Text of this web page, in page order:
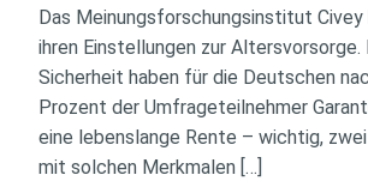
Das Meinungsforschungsinstitut
ihren Einstellungen zur
Sicherheit haben für die Deutschen
Prozent der Umfrageteilnehmer
eine lebenslange Rente – wichtig,
mit solchen Merkmalen […]